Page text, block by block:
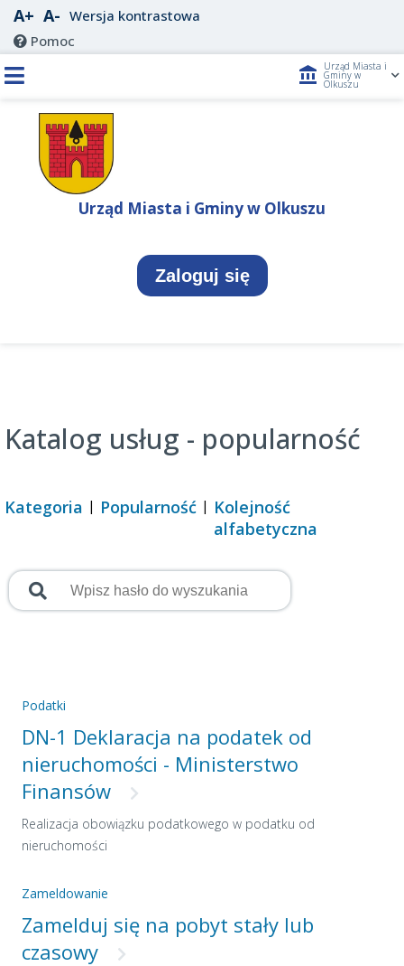
A+ A- Wersja kontrastowa
Pomoc
account_balance Urząd Miasta i
Gminy w
Olkuszu
Urząd Miasta i Gminy w Olkuszu
Zaloguj się
Katalog usług - popularność
Kategoria Popularność
Kolejność
alfabetyczna
Podatki
DN-1 Deklaracja na podatek od
nieruchomości - Ministerstwo
Finansów
Realizacja obowiązku podatkowego w podatku od
nieruchomości
Zameldowanie
Zamelduj się na pobyt stały lub
czasowy